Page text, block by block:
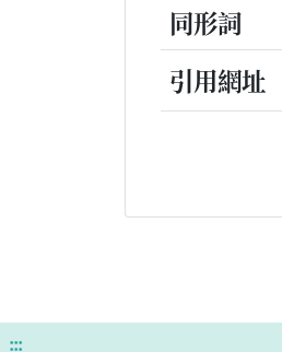
同形詞
引用網址
:::